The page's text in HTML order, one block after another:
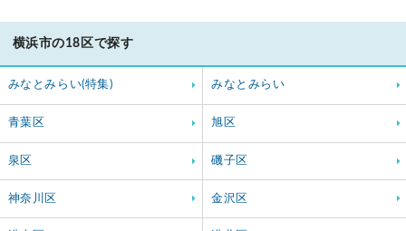
横浜市の18区で探す
みなとみらい(特集) みなとみらい
青葉区 旭区
泉区 磯子区
神奈川区 金沢区